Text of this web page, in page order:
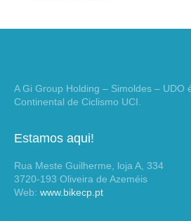
A Gi Group Holding – Simoldes – UDO
Continental de Ciclismo UCI.
Estamos aqui!
Rua Meste Guilherme, loja A, 334
3720-193 Oliveira de Azeméis
Web: www.bikecp.pt